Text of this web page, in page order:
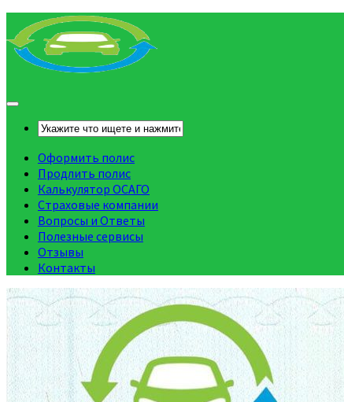
Оформить полис
Продлить полис
Калькулятор ОСАГО
Страховые компании
Вопросы и Ответы
Полезные сервисы
Отзывы
Контакты